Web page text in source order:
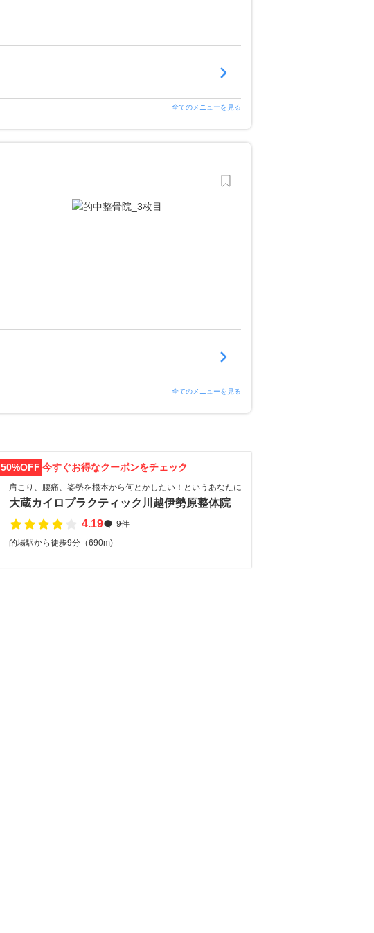
全てのメニューを見る
全てのメニューを見る
50%OFF 今すぐお得なクーポンをチェック
肩こり、腰痛、姿勢を根本から何とかしたい！というあなたに
大蔵カイロプラクティック川越伊勢原整体院
4.19
9件
的場駅から徒歩9分（690m)